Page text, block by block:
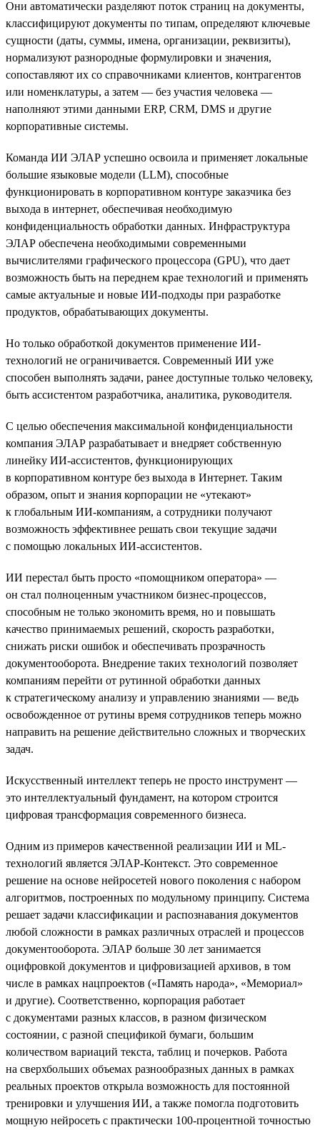
Они автоматически разделяют поток страниц на документы,
классифицируют документы по типам, определяют ключевые
сущности (даты, суммы, имена, организации, реквизиты),
нормализуют разнородные формулировки и значения,
сопоставляют их со справочниками клиентов, контрагентов
или номенклатуры, а затем — без участия человека —
наполняют этими данными ERP, CRM, DMS и другие
корпоративные системы.
Команда ИИ ЭЛАР успешно освоила и применяет локальные
большие языковые модели (LLM), способные
функционировать в корпоративном контуре заказчика без
выхода в интернет, обеспечивая необходимую
конфиденциальность обработки данных. Инфраструктура
ЭЛАР обеспечена необходимыми современными
вычислителями графического процессора (GPU), что дает
возможность быть на переднем крае технологий и применять
самые актуальные и новые ИИ-подходы при разработке
продуктов, обрабатывающих документы.
Но только обработкой документов применение ИИ-
технологий не ограничивается. Современный ИИ уже
способен выполнять задачи, ранее доступные только человеку,
быть ассистентом разработчика, аналитика, руководителя.
С целью обеспечения максимальной конфиденциальности
компания ЭЛАР разрабатывает и внедряет собственную
линейку ИИ-ассистентов, функционирующих
в корпоративном контуре без выхода в Интернет. Таким
образом, опыт и знания корпорации не «утекают»
к глобальным ИИ-компаниям, а сотрудники получают
возможность эффективнее решать свои текущие задачи
с помощью локальных ИИ-ассистентов.
ИИ перестал быть просто «помощником оператора» —
он стал полноценным участником бизнес-процессов,
способным не только экономить время, но и повышать
качество принимаемых решений, скорость разработки,
снижать риски ошибок и обеспечивать прозрачность
документооборота. Внедрение таких технологий позволяет
компаниям перейти от рутинной обработки данных
к стратегическому анализу и управлению знаниями — ведь
освобожденное от рутины время сотрудников теперь можно
направить на решение действительно сложных и творческих
задач.
Искусственный интеллект теперь не просто инструмент —
это интеллектуальный фундамент, на котором строится
цифровая трансформация современного бизнеса.
Одним из примеров качественной реализации ИИ и ML-
технологий является ЭЛАР-Контекст. Это современное
решение на основе нейросетей нового поколения с набором
алгоритмов, построенных по модульному принципу. Система
решает задачи классификации и распознавания документов
любой сложности в рамках различных отраслей и процессов
документооборота. ЭЛАР больше 30 лет занимается
оцифровкой документов и цифровизацией архивов, в том
числе в рамках нацпроектов («Память народа», «Мемориал»
и другие). Соответственно, корпорация работает
с документами разных классов, в разном физическом
состоянии, с разной спецификой бумаги, большим
количеством вариаций текста, таблиц и почерков. Работа
на сверхбольших объемах разнообразных данных в рамках
реальных проектов открыла возможность для постоянной
тренировки и улучшения ИИ, а также помогла подготовить
мощную нейросеть с практически 100-процентной точностью